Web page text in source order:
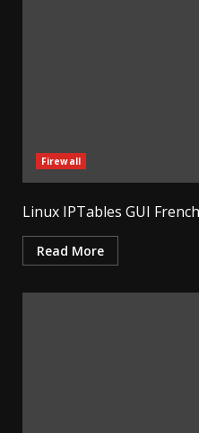
Firewall
Linux IPTables GUI
Read More